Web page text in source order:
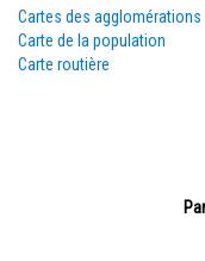
Cartes des agglomérations
Carte de la population
Carte routière